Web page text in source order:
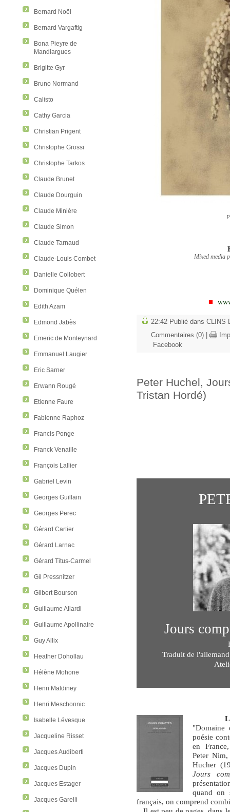
Bernard Noël
Bernard Vargaftig
Bona Pieyre de
Mandiargues
Brigitte Gyr
Bruno Normand
Calisto
Cathy Garcia
Christian Prigent
Christophe Grossi
Christophe Tarkos
Claude Brunet
Claude Dourguin
Claude Minière
Claude Simon
Claude Tarnaud
Claude-Louis Combet
Danielle Collobert
Dominique Quélen
Edith Azam
Edmond Jabès
Emeric de Monteynard
Emmanuel Laugier
Eric Sarner
Erwann Rougé
Etienne Faure
Fabienne Raphoz
Francis Ponge
Franck Venaille
François Lallier
Gabriel Levin
Georges Guillain
Georges Perec
Gérard Cartier
Gérard Larnac
Gérard Titus-Carmel
Gil Pressnitzer
Gilbert Bourson
Guillaume Allardi
Guillaume Apollinaire
Guy Allix
Heather Dohollau
Hélène Mohone
Henri Maldiney
Henri Meschonnic
Isabelle Lévesque
Jacqueline Risset
Jacques Audiberti
Jacques Dupin
Jacques Estager
Jacques Garelli
Mixed media
■
22:42 Publié dans CLINS
Commentaires (0)
Facebook
Peter Huchel,
Tristan Hordé)
Jours
Traduit de
"Domaine
poésie
en
Peter
Hucher
Jours
quand on
français, on comprend